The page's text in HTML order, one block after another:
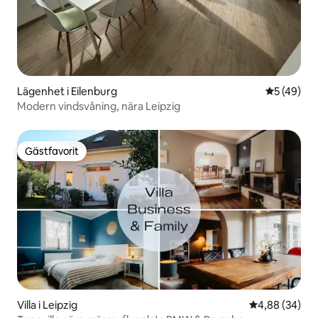
Lägenhet i Eilenburg 5 av 5 i
5 (49)
Modern vindsvåning, nära Leipzig
Gästfavorit
Gästfavorit
Villa i Leipzig 4,88 av 5 i
4,88 (34)